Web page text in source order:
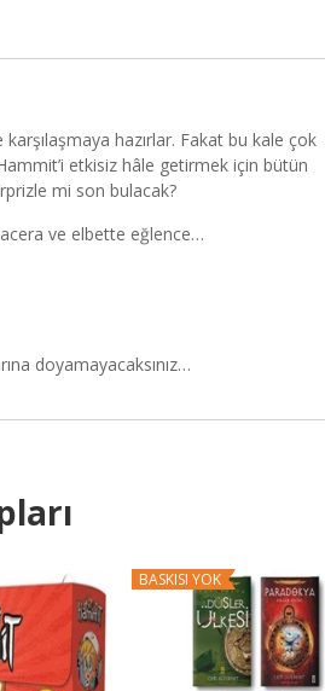
hazırlar. Fakat bu kale çok
etkisiz hâle getirmek için bütün
mi son bulacak?
ve elbette eğlence…
doyamayacaksınız…
BASKISI YOK